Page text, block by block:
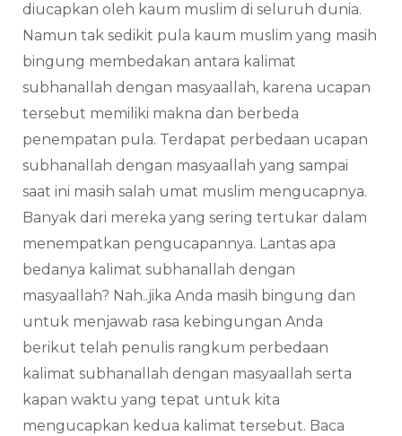
diucapkan oleh kaum muslim di seluruh dunia.
Namun tak sedikit pula kaum muslim yang masih
bingung membedakan antara kalimat
subhanallah dengan masyaallah, karena ucapan
tersebut memiliki makna dan berbeda
penempatan pula. Terdapat perbedaan ucapan
subhanallah dengan masyaallah yang sampai
saat ini masih salah umat muslim mengucapnya.
Banyak dari mereka yang sering tertukar dalam
menempatkan pengucapannya. Lantas apa
bedanya kalimat subhanallah dengan
masyaallah? Nah..jika Anda masih bingung dan
untuk menjawab rasa kebingungan Anda
berikut telah penulis rangkum perbedaan
kalimat subhanallah dengan masyaallah serta
kapan waktu yang tepat untuk kita
mengucapkan kedua kalimat tersebut. Baca